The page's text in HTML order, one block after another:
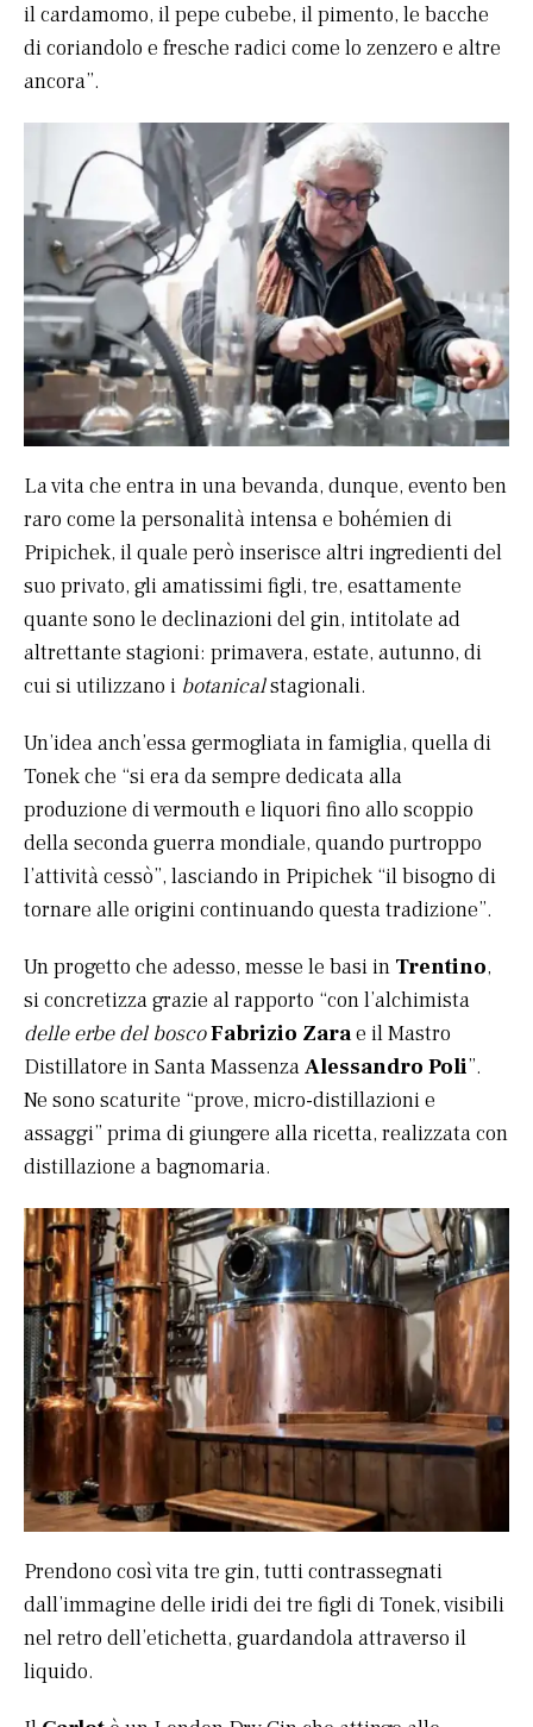
il cardamomo, il pepe cubebe, il pimento, le bacche
di coriandolo e fresche radici come lo zenzero e altre
ancora”.
La vita che entra in una bevanda, dunque, evento ben
raro come la personalità intensa e bohémien di
Pripichek, il quale però inserisce altri ingredienti del
suo privato, gli amatissimi figli, tre, esattamente
quante sono le declinazioni del gin, intitolate ad
altrettante stagioni: primavera, estate, autunno, di
cui si utilizzano i botanicalstagionali.
Un’idea anch’essa germogliata in famiglia, quella di
Tonek che “si era da sempre dedicata alla
produzione di vermouth e liquori fino allo scoppio
della seconda guerra mondiale, quando purtroppo
l’attività cessò”, lasciando in Pripichek “il bisogno di
tornare alle origini continuando questa tradizione”.
Un progetto che adesso, messe le basi in Trentino,
si concretizza grazie al rapporto “con l’alchimista
delle erbe del boscoFabrizio Zarae il Mastro
Distillatore in Santa MassenzaAlessandro Poli”.
Ne sono scaturite “prove, micro-distillazioni e
assaggi” prima di giungere alla ricetta, realizzata con
distillazione a bagnomaria.
Prendono così vita tre gin, tutti contrassegnati
dall’immagine delle iridi dei tre figli di Tonek, visibili
nel retro dell’etichetta, guardandola attraverso il
liquido.